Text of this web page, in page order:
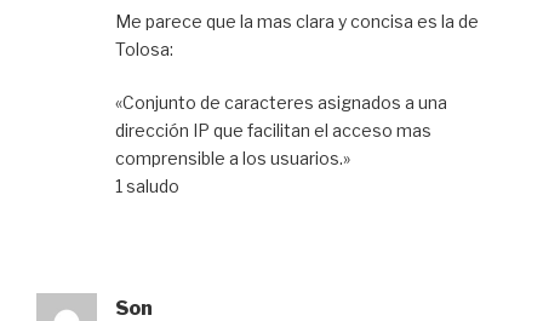
Me parece que la mas clara y concisa es la de
Tolosa:
«Conjunto de caracteres asignados a una
dirección IP que facilitan el acceso mas
comprensible a los usuarios.»
1 saludo
Son